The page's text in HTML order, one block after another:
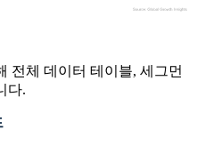
전체 데이터 테이블, 세그먼
다.